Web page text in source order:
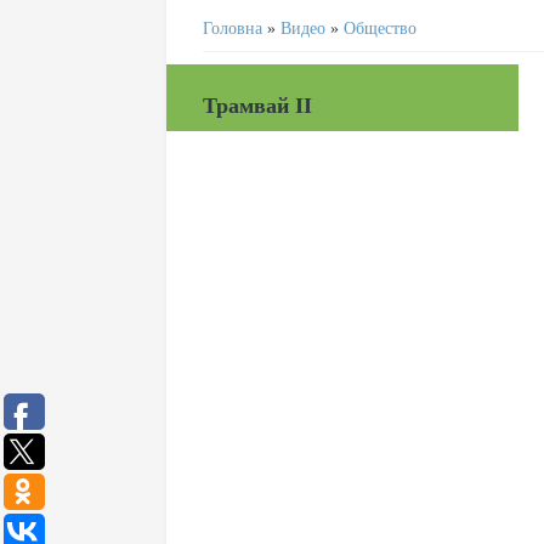
Головна » Видео » Общество
Трамвай II